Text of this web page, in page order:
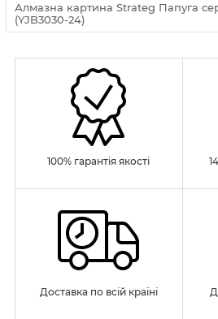
Алмазна картина Strateg Папуга
(YJB3030-24)
100% гарантія якості
Доставка по всій країні